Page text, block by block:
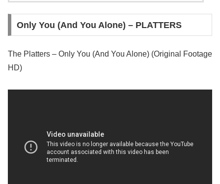
Only You (And You Alone) – PLATTERS
The Platters – Only You (And You Alone) (Original Footage
HD)